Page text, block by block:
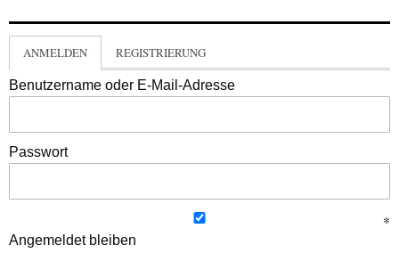
ANMELDEN REGISTRIERUNG
Benutzername oder E-Mail-Adresse
Passwort
Angemeldet bleiben